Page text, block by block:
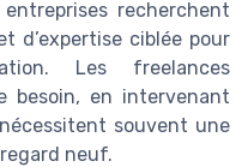
recherchent
d’expertise ciblée pour
Les freelances
besoin, en intervenant
souvent une
neuf.